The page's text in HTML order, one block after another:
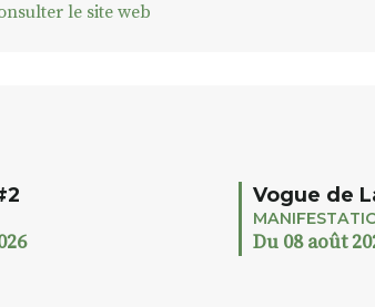
le site web
Vogue de
Du 08 août